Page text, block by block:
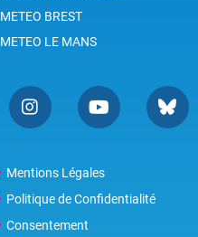
METEO BREST
METEO LE MANS
Mentions Légales
Politique de Confidentialité
Consentement